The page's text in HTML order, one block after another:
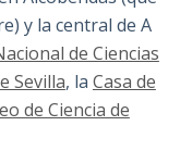
y la central de A
de Ciencias
Sevilla, la Casa de
de Ciencia de